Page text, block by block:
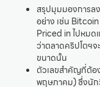
สรุปมุมมองการล
อย่าง เช่น
Priced in ไปหม
ว่าตลาดคริปโตฯ
ขนาดนั้น
ตัวเลขสำคัญที่ต้อ
พฤษภาคม) ซึ่งนัก